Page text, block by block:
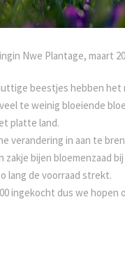
Nwe Plantage, maart
beestjes hebben het
te weinig bloeiende
platte land.
verandering in aan te
zakje bijen bloemenzaad
lang de voorraad strekt.
ingekocht dus we hopen